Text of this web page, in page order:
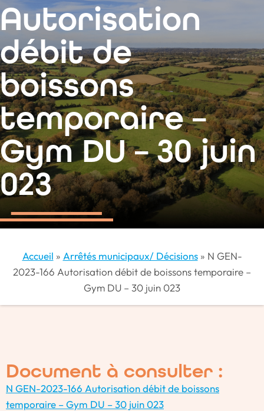
principal
Autorisation
débit de
boissons
temporaire –
Gym DU – 30 juin
023
Accueil » Arrêtés municipaux/ Décisions» N GEN-
2023-166 Autorisation débit de boissons temporaire –
Gym DU – 30 juin 023
Document à consulter :
N GEN-2023-166 Autorisation débit de boissons
temporaire – Gym DU – 30 juin 023